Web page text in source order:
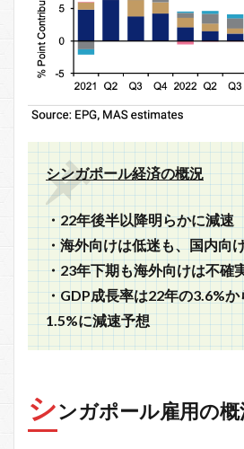
シンガポール経済の概況
・22年後半以降明らかに減速
・海外向けは低迷も、国内向
・23年下期も海外向けは不確
・GDP成長率は22年の3.6%
1.5%に減速予想
シンガポール雇用の概